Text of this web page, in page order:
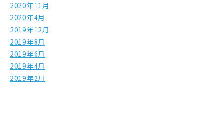
2020年11月
2020年4月
2019年12月
2019年8月
2019年6月
2019年4月
2019年2月